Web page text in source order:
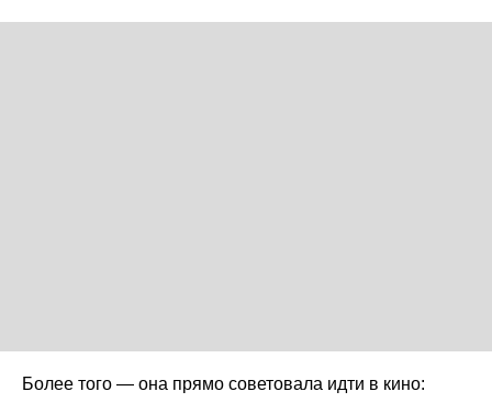
Более того — она прямо советовала идти в кино: